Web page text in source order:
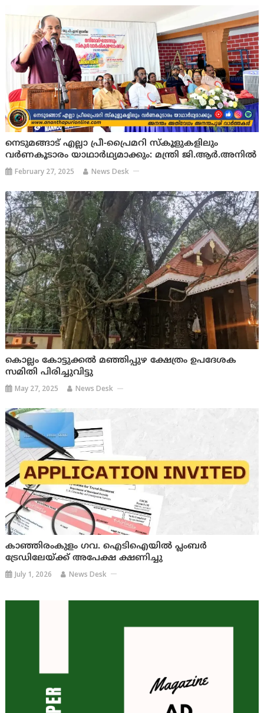
നെടുമങ്ങാട് എല്ലാ പ്രീ-പ്രൈമറി സ്‌കൂളുകളിലും
വര്‍ണകൂടാരം യാഥാര്‍ഥ്യമാക്കും: മന്ത്രി ജി.ആര്‍.അനില്‍
February 27, 2025 News Desk
കൊല്ലം കോട്ടുക്കൽ മഞ്ഞിപ്പുഴ ക്ഷേത്രം ഉപദേശക
സമിതി പിരിച്ചുവിട്ടു
May 27, 2025 News Desk
കാഞ്ഞിരംകുളം ഗവ. ഐടിഐയില്‍ പ്ലംബര്‍
ട്രേഡിലേയ്ക്ക് അപേക്ഷ ക്ഷണിച്ചു
July 1, 2026 News Desk